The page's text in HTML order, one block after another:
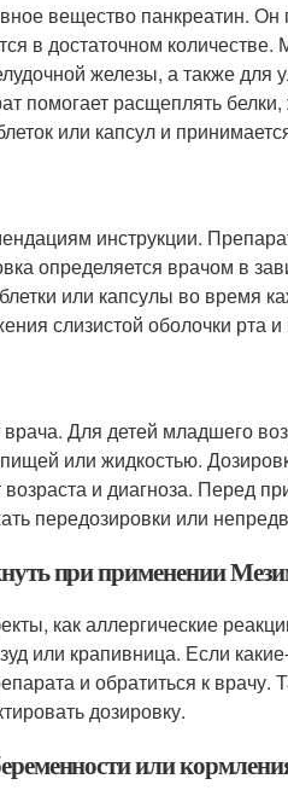
вещество панкреатин.
в достаточном количестве.
железы, а также
помогает расщеплять
или капсул и
инструкции.
определяется врачом в
или капсулы во время
слизистой оболочки рта и
Для детей младшего
или жидкостью.
и диагноза. Перед
передозировки или
при применении
как аллергические
или крапивница. Если
и обратиться к врачу.
дозировку.
или